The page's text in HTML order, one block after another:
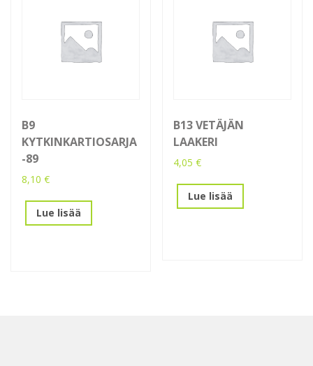
B9
KYTKINKARTIOSARJA
-89
8,10 €
Lue lisää
B13 VETÄJÄN
LAAKERI
4,05€
Lue lisää